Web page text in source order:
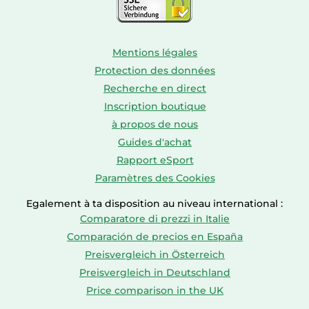
Mentions légales
Protection des données
Recherche en direct
Inscription boutique
à propos de nous
Guides d'achat
Rapport eSport
Paramètres des Cookies
Egalement à ta disposition au niveau international :
Comparatore di prezzi in Italie
Comparación de precios en España
Preisvergleich in Österreich
Preisvergleich in Deutschland
Price comparison in the UK